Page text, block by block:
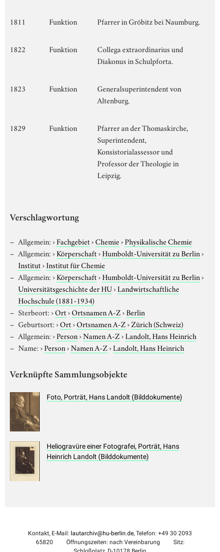
1811 Funktion Pfarrer in Gröbitz bei Naumburg.
1822 Funktion
Collega extraordinarius und
Diakonus in Schulpforta.
1823 Funktion
Generalsuperintendent von
Altenburg.
1829 Funktion
Pfarrer an der Thomaskirche,
Superintendent,
Konsistorialassessor und
Professor der Theologie in
Leipzig.
Verschlagwortung
Allgemein:›Fachgebiet›Chemie›Physikalische Chemie
Allgemein:›Körperschaft›Humboldt-Universität zu Berlin›
Institut›Institut für Chemie
Allgemein:›Körperschaft›Humboldt-Universität zu Berlin›
Universitätsgeschichte der HU›Landwirtschaftliche
Hochschule (1881-1934)
Sterbeort:›Ort›Ortsnamen A-Z›Berlin
Geburtsort:›Ort›Ortsnamen A-Z›Zürich (Schweiz)
Allgemein:›Person›Namen A-Z›Landolt, Hans Heinrich
Name:›Person›Namen A-Z›Landolt, Hans Heinrich
Verknüpfte Sammlungsobjekte
Foto, Porträt, Hans Landolt (Bilddokumente)
Heliogravüre einer Fotografei, Porträt, Hans
Heinrich Landolt (Bilddokumente)
Kontakt, E-Mail: lautarchiv@hu-berlin.de, Telefon: +49 30 2093
65820
Öffnungszeiten: nach Vereinbarung
Sitz: